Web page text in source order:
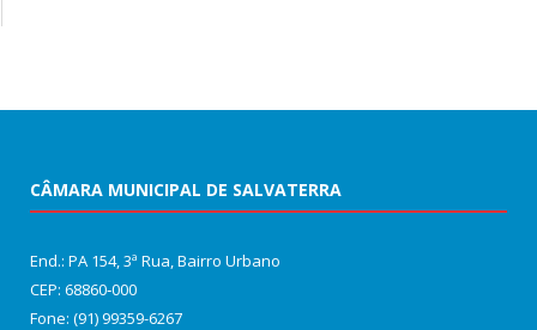
CÂMARA MUNICIPAL DE SALVATERRA
End.: PA 154, 3ª Rua, Bairro Urbano
CEP: 68860‑000
Fone: (91) 99359-6267